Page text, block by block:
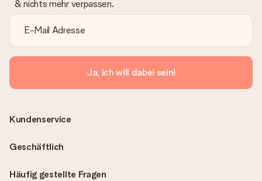
& nichts mehr verpassen.
Ja, ich will dabei sein!
Häufig gestellte Fragen
Kundenservice
Geschäftlich